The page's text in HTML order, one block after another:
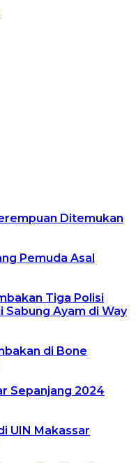
Ditemukan
Pemuda Asal
Tiga Polisi
Sabung Ayam di Way
di Bone
Sepanjang 2024
UIN Makassar